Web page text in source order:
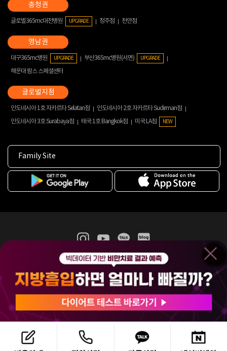
글로벌365mc대전병원 UPGRADE 청주점 천안점
대구365mc병원 UPGRADE 부산365mc병원(서면) UPGRADE
해운대 람스 스페셜센터
인도네시아 1호 자카르타 Selatan점
인도네시아 2호 자카르타 Sudirman점
인도네시아 3호 Surabaya점
태국 1호 Bangkok점 미국 LA점 NEW
Family Site
365mc 병·의원 이용약관
홈페이지 이용약관
비급여진료수가
(주)365mcㅣ서울특별시 서초구 서초대로52길 7, 3~4층(서초동, 제일빌딩)
120-87-04354ㅣ김남철
COPYRIGHT(C) 2025 365mc. ALL RIGHTS RESERVED.